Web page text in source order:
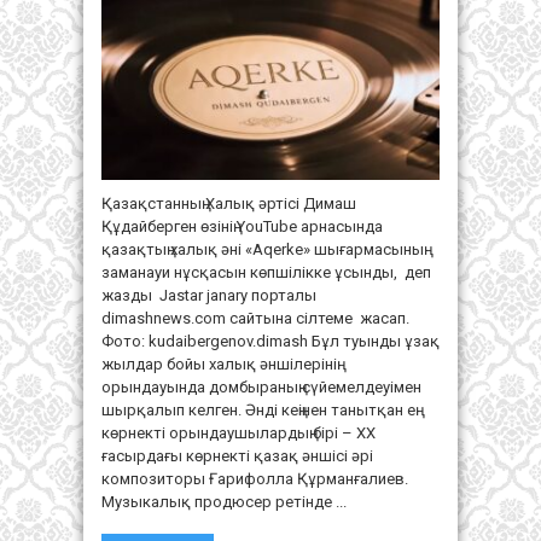
классиканың
заманауи
үлгісін
ұсынды
Қазақстанның Халық әртісі Димаш
Құдайберген өзінің YouTube арнасында
қазақтың халық әні «Aqerke» шығармасының
заманауи нұсқасын көпшілікке ұсынды, деп
жазды Jastar janary порталы
dimashnews.com сайтына сілтеме жасап.
Фото: kudaibergenov.dimash Бұл туынды ұзақ
жылдар бойы халық әншілерінің
орындауында домбыраның сүйемелдеуімен
шырқалып келген. Әнді кеңінен танытқан ең
көрнекті орындаушылардың бірі – ХХ
ғасырдағы көрнекті қазақ әншісі әрі
композиторы Ғарифолла Құрманғалиев.
Музыкалық продюсер ретінде ...